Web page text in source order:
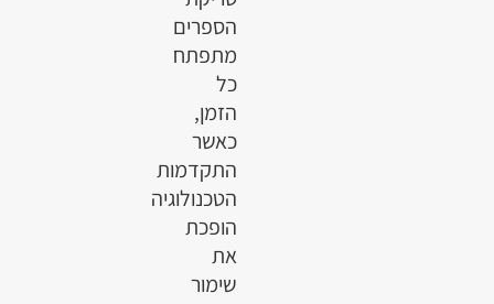
הספרים
מתפתח
כל
הזמן,
כאשר
התקדמות
הטכנולוגיה
הופכת
את
שימור